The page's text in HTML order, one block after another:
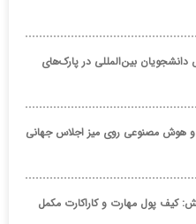
بین‌المللی در پارک‌های
و هوش مصنوعی روی میز اجلاس جهانی
کیف پول مهارت و کاراکارت مکمل